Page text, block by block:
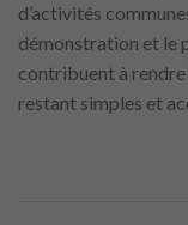
d’activités
démonstration et le
contribuent à rendre
restant simples et